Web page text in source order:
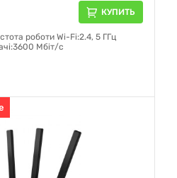
КУПИТЬ
роботи Wi-Fi:2.4, 5 ГГц
Мбіт/с